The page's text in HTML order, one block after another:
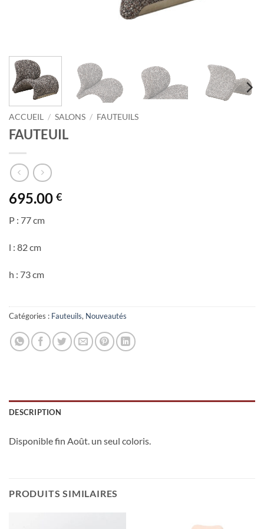
ACCUEIL / SALONS / FAUTEUILS
FAUTEUIL
695.00 €
P : 77 cm
l : 82 cm
h : 73 cm
Catégories : Fauteuils, Nouveautés
DESCRIPTION
Disponible fin Août. un seul coloris.
PRODUITS SIMILAIRES